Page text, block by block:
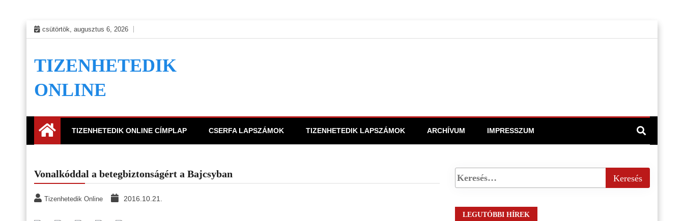
Skip
to
csütörtök, augusztus 6, 2026
TIZENHETEDIK
ONLINE
TIZENHETEDIK ONLINE CÍMPLAP CSERFA LAPSZÁMOK TIZENHETEDIK LAPSZÁMOK ARCHÍVUM IMPRESSZUM
Vonalkóddal a betegbiztonságért a Bajcsyban
Tizenhetedik Online 2016.10.21.
LEGUTÓBBI HÍREK